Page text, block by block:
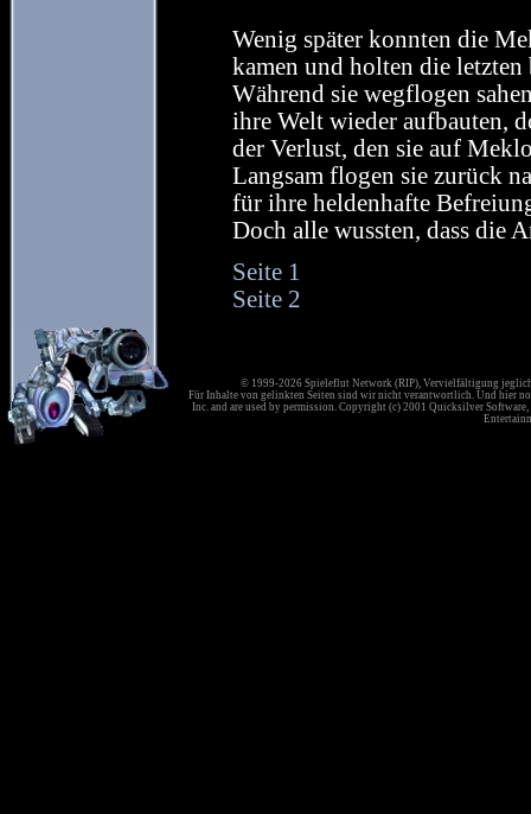
Wenig später konnten die
kamen und holten die letzten
Während sie wegflogen
ihre Welt wieder aufbauten,
der Verlust, den sie auf
Langsam flogen sie zurück
für ihre heldenhafte
Doch alle wussten, dass die
Seite 1
Seite 2
© 1999-2026 Spieleflut Network (RIP), Vervielfältigung
Für Inhalte von gelinkten Seiten sind wir nicht verantwortlich. Und hier
Inc. and are used by permission. Copyright (c) 2001 Quicksilver